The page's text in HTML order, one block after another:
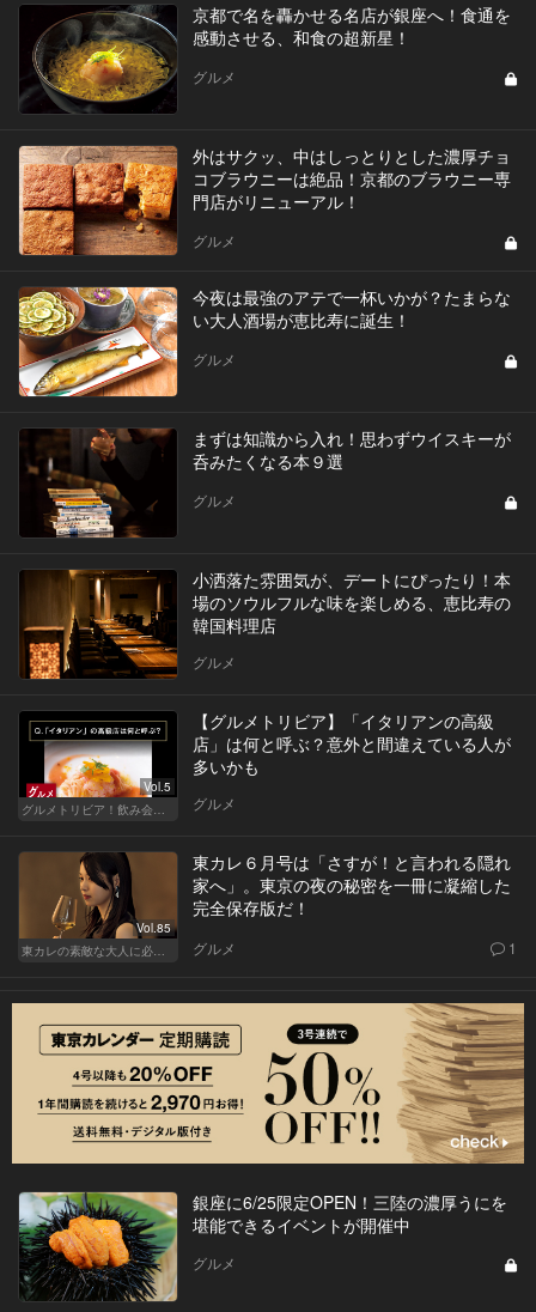
京都で名を轟かせる名店が銀座へ！食通を
感動させる、和食の超新星！
グルメ
外はサクッ、中はしっとりとした濃厚チョ
コブラウニーは絶品！京都のブラウニー専
門店がリニューアル！
グルメ
今夜は最強のアテで一杯いかが？たまらな
い大人酒場が恵比寿に誕生！
グルメ
まずは知識から入れ！思わずウイスキーが
呑みたくなる本９選
グルメ
小洒落た雰囲気が、デートにぴったり！本
場のソウルフルな味を楽しめる、恵比寿の
韓国料理店
グルメ
Vol.5
グルメトリビア！飲み会やデートで会話のネタになるQ＆A
【グルメトリビア】「イタリアンの高級
店」は何と呼ぶ？意外と間違えている人が
多いかも
グルメ
Vol.85
東カレの素敵な大人に必要なこと
東カレ６月号は「さすが！と言われる隠れ
家へ」。東京の夜の秘密を一冊に凝縮した
完全保存版だ！
グルメ 1
銀座に6/25限定OPEN！三陸の濃厚うにを
堪能できるイベントが開催中
グルメ